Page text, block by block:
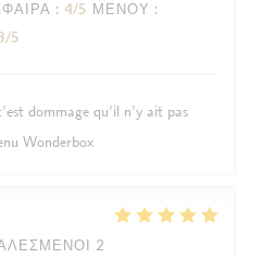
: 4/5 ΜΕΝΟΎ :
/5
dommage qu’il n’y ait pas
Wonderbox
2